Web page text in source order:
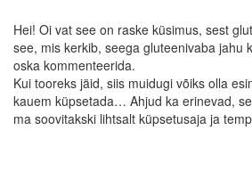
Hei! Oi vat see on raske küsimus, sest
see, mis kerkib, seega gluteenivaba jahu
oska kommenteerida.
Kui tooreks jäid, siis muidugi võiks olla
kauem küpsetada… Ahjud ka erinevad,
ma soovitakski lihtsalt küpsetusaja ja